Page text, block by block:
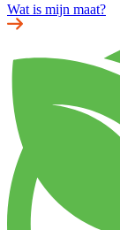
Wat is mijn maat?